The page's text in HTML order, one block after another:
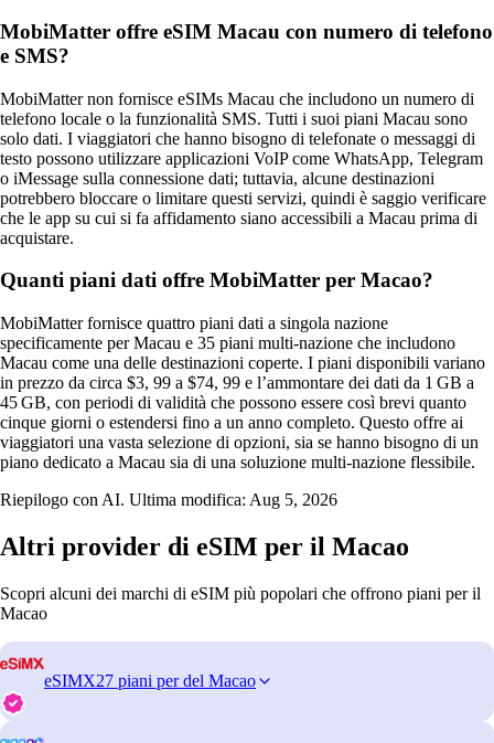
MobiMatter offre eSIM Macau con numero di telefono
e SMS?
MobiMatter non fornisce eSIMs Macau che includono un numero di
telefono locale o la funzionalità SMS. Tutti i suoi piani Macau sono
solo dati. I viaggiatori che hanno bisogno di telefonate o messaggi di
testo possono utilizzare applicazioni VoIP come WhatsApp, Telegram
o iMessage sulla connessione dati; tuttavia, alcune destinazioni
potrebbero bloccare o limitare questi servizi, quindi è saggio verificare
che le app su cui si fa affidamento siano accessibili a Macau prima di
acquistare.
Quanti piani dati offre MobiMatter per Macao?
MobiMatter fornisce quattro piani dati a singola nazione
specificamente per Macau e 35 piani multi‑nazione che includono
Macau come una delle destinazioni coperte. I piani disponibili variano
in prezzo da circa $3, 99 a $74, 99 e l’ammontare dei dati da 1 GB a
45 GB, con periodi di validità che possono essere così brevi quanto
cinque giorni o estendersi fino a un anno completo. Questo offre ai
viaggiatori una vasta selezione di opzioni, sia se hanno bisogno di un
piano dedicato a Macau sia di una soluzione multi‑nazione flessibile.
Riepilogo con AI. Ultima modifica: Aug 5, 2026
Altri provider di eSIM per il Macao
Scopri alcuni dei marchi di eSIM più popolari che offrono piani per il
Macao
eSIMX27 piani per del Macao